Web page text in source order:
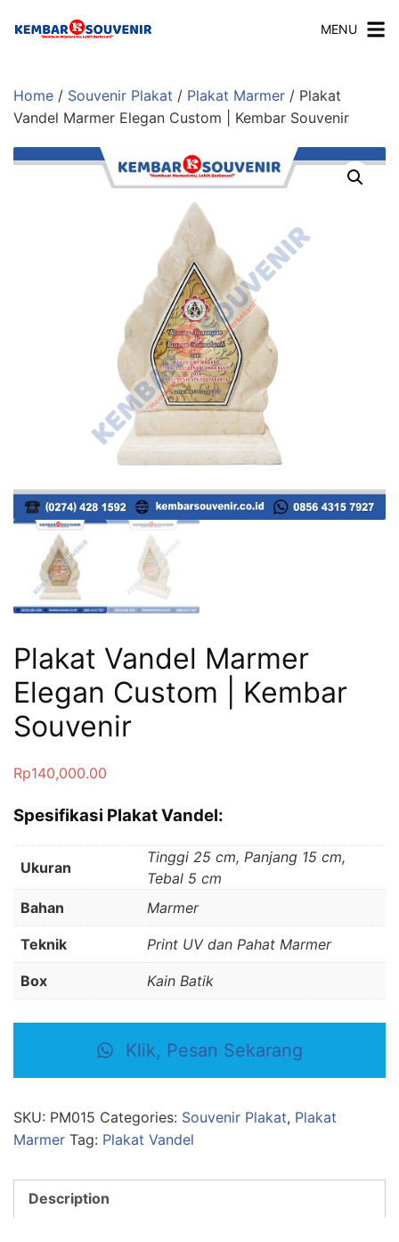
MENU
Home / Souvenir Plakat / Plakat Marmer / Plakat
Vandel Marmer Elegan Custom | Kembar Souvenir
Plakat Vandel Marmer
Elegan Custom | Kembar
Souvenir
Rp140,000.00
Spesifikasi Plakat Vandel:
Ukuran
Tinggi 25 cm, Panjang 15 cm,
Tebal 5 cm
Bahan
Marmer
Teknik Print UV dan Pahat Marmer
Box Kain Batik
Klik, Pesan Sekarang
SKU: PM015 Categories: Souvenir Plakat, Plakat
Marmer Tag: Plakat Vandel
Description